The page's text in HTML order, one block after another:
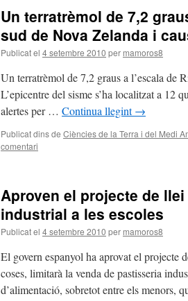
Un terratrèmol de 7,2
sud de Nova Zelanda i
Publicat el 4 setembre 2010 per mamoros8
Un terratrèmol de 7,2 graus a l’escala de
L’epicentre del sisme s’ha localitzat a 12
alertes per … Continua llegint→
Publicat dins de Ciències de la Terra i del Medi
comentari
Aproven el projecte de
industrial a les escoles
Publicat el 4 setembre 2010 per mamoros8
El govern espanyol ha aprovat el projecte
coses, limitarà la venda de pastisseria
d’alimentació, sobretot entre els menors,